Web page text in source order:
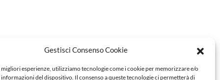
Gestisci Consenso Cookie
esperienze, utilizziamo tecnologie come i cookie per memorizzare e/o
informazioni del dispositivo. Il consenso a queste tecnologie ci permetterà di